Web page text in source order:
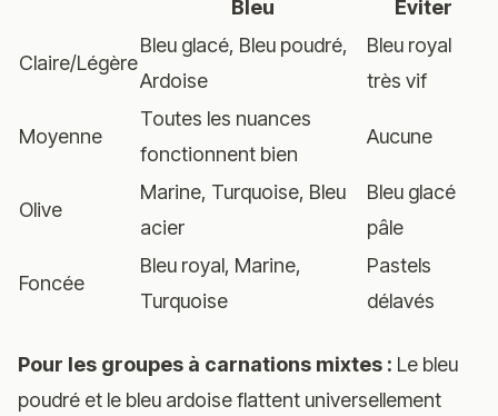
Bleu Éviter
Claire/Légère
Bleu glacé, Bleu poudré,
Ardoise
Bleu royal
très vif
Moyenne
Toutes les nuances
fonctionnent bien
Aucune
Olive
Marine, Turquoise, Bleu
acier
Bleu glacé
pâle
Foncée
Bleu royal, Marine,
Turquoise
Pastels
délavés
Pour les groupes à carnations mixtes : Le bleu
poudré et le bleu ardoise flattent universellement